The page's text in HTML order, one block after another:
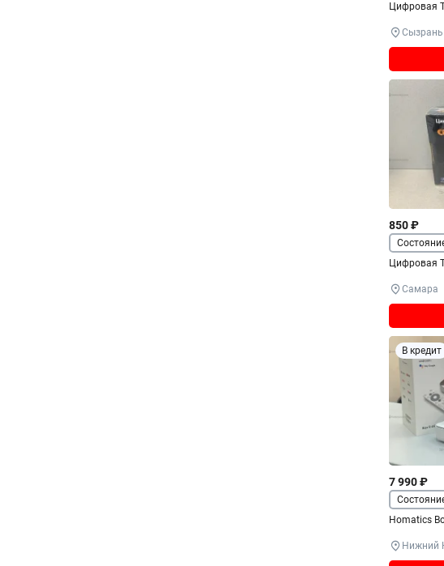
Сызрань
850 ₽
Цифровая
Самара
В кредит
7 990 ₽
Homatics
Нижний